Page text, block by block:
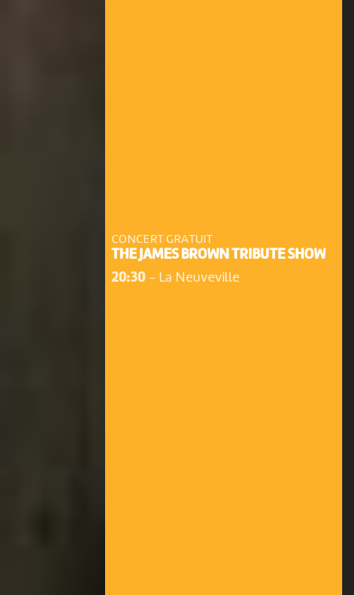
CONCERT GRATUIT
THE JAMES BROWN TRIBUTE SHOW
20:30- La Neuveville